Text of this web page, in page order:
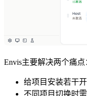
Envis主要解决两个痛点
给项目安装若干
不同项目切换时